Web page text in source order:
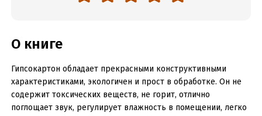
О книге
Гипсокартон обладает прекрасными конструктивными
характеристиками, экологичен и прост в обработке. Он не
содержит токсических веществ, не горит, отлично
поглощает звук, регулирует влажность в помещении, легко